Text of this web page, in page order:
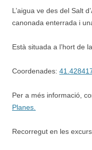
L’aigua ve des del Salt
canonada enterrada i
Està situada a l’hort de
Coordenades:
Per a més informació,
Planes.
Recorregut en les